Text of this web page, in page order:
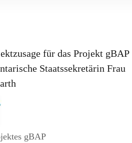
für das Projekt gBAP
Staatssekretärin Frau
gBAP